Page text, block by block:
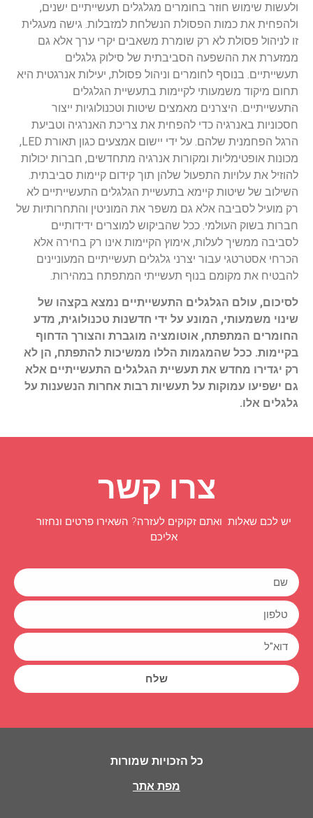
ולעשות שימוש חוזר בחומרים מגלגלים תעשייתיים ישנים,
ולהפחית את כמות הפסולת הנשלחת למזבלות. גישה מעגלית
זו לניהול פסולת לא רק שומרת משאבים יקרי ערך אלא גם
ממזערת את ההשפעה הסביבתית של סילוק גלגלים
תעשייתיים. בנוסף לחומרים וניהול פסולת, יעילות אנרגטית היא
תחום מיקוד משמעותי לקיימות בתעשיית הגלגלים
התעשייתיים. היצרנים מאמצים שיטות וטכנולוגיות ייצור
חסכוניות באנרגיה כדי להפחית את צריכת האנרגיה וטביעת
הרגל הפחמנית שלהם. על ידי יישום אמצעים כגון תאורת LED,
מכונות אופטימליות ומקורות אנרגיה מתחדשים, חברות יכולות
להוזיל את עלויות התפעול שלהן תוך קידום קיימות סביבתית.
השילוב של שיטות קיימא בתעשיית הגלגלים התעשייתיים לא
רק מועיל לסביבה אלא גם משפר את המוניטין והתחרותיות של
חברות בשוק העולמי. ככל שהביקוש למוצרים ידידותיים
לסביבה ממשיך לעלות, אימוץ הקיימות אינו רק בחירה אלא
הכרחי אסטרטגי עבור יצרני גלגלים תעשייתיים המעוניינים
להבטיח את מקומם בנוף תעשייתי המתפתח במהירות.
לסיכום, עולם הגלגלים התעשייתיים נמצא בקצהו של
שינוי משמעותי, המונע על ידי חדשנות טכנולוגית, מדע
החומרים המתפתח, אוטומציה מוגברת והצורך הדחוף
בקיימות. ככל שהמגמות הללו ממשיכות להתפתח, הן לא
רק יגדירו מחדש את תעשיית הגלגלים התעשייתיים אלא
גם ישפיעו עמוקות על תעשיות רבות אחרות הנשענות על
גלגלים אלו.
צרו קשר
יש לכם שאלות ואתם זקוקים לעזרה? השאירו פרטים ונחזור
אליכם
שלח
כל הזכויות שמורות
מפת אתר